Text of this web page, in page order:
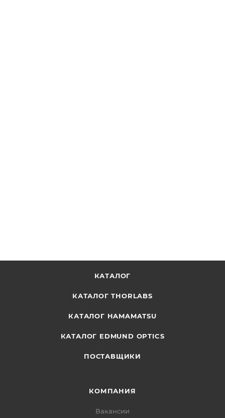
КАТАЛОГ
КАТАЛОГ THORLABS
КАТАЛОГ HAMAMATSU
КАТАЛОГ EDMUND OPTICS
ПОСТАВЩИКИ
КОМПАНИЯ
Вакансии